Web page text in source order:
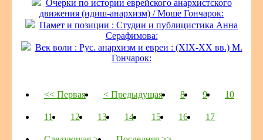
Очерки по истории еврейского анархистского
движения (идиш-анархизм) / Моше Гончарок:
Памет и позиции : Студии и публицистика Анна
Серафимова:
Век воли : Рус. анархизм и евреи : (XIX-XX вв.) М.
Гончарок:
<< Первая < Предыдущая 8 9 10
11 12 13 14 15 16 17